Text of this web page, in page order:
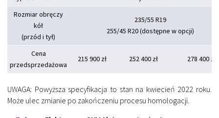
Rozmiar obręczy
kół
(przód i tył)
235/55 R19
255/45 R20 (dostępne w opcji)
Cena
przedsprzedażowa
215 900 zł 252 400 zł 278 400 zł
UWAGA: Powyższa specyfikacja to stan na kwiecień 2022 roku.
Może ulec zmianie po zakończeniu procesu homologacji.